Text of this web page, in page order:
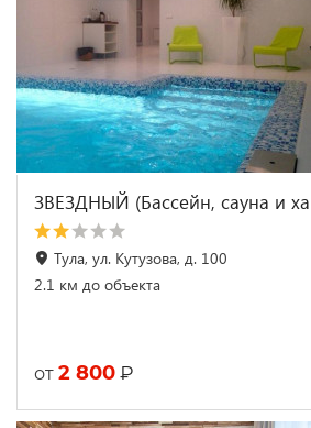
ЗВЕЗДНЫЙ (Бассейн, сауна и
Тула, ул. Кутузова, д. 100
2.1 км до объекта
от 2 800 ₽